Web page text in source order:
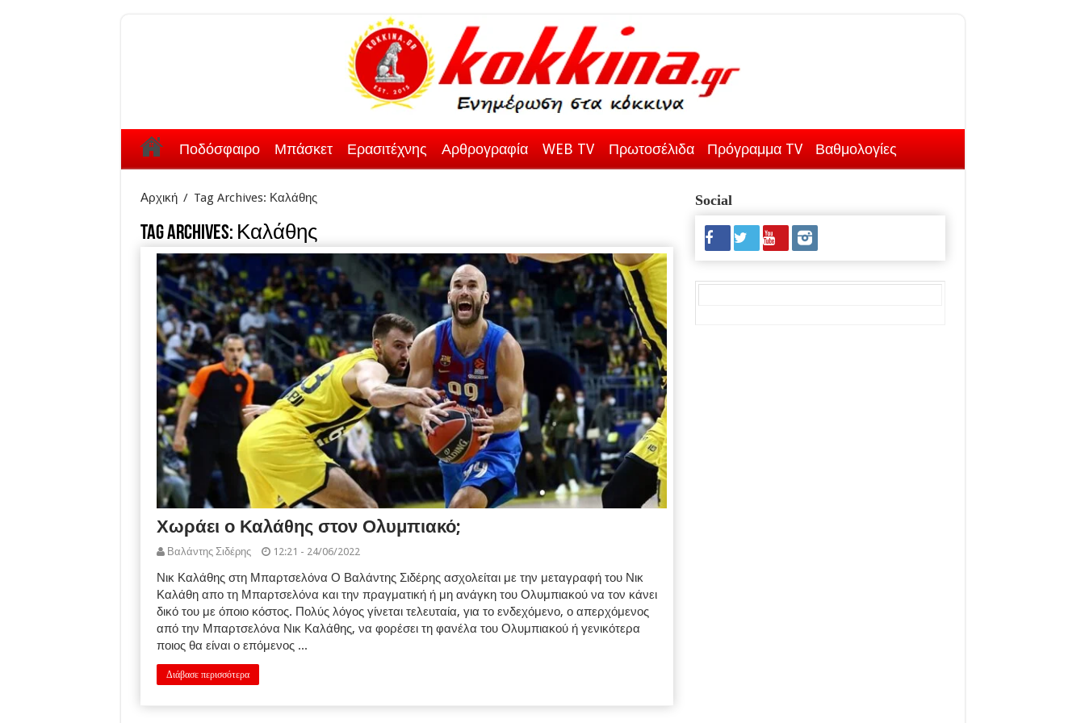
Ποδόσφαιρο Μπάσκετ Ερασιτέχνης Αρθρογραφία WEB TV Πρωτοσέλιδα Πρόγραμμα TV Βαθμολογίες
Αρχική / Tag Archives: Καλάθης
Tag Archives: Καλάθης
Χωράει ο Καλάθης στον Ολυμπιακό;
Βαλάντης Σιδέρης 12:21 - 24/06/2022
Νικ Καλάθης στη Μπαρτσελόνα Ο Βαλάντης Σιδέρης ασχολείται με την μεταγραφή του Νικ
Καλάθη απο τη Μπαρτσελόνα και την πραγματική ή μη ανάγκη του Ολυμπιακού να τον κάνει
δικό του με όποιο κόστος. Πολύς λόγος γίνεται τελευταία, για το ενδεχόμενο, ο απερχόμενος
από την Μπαρτσελόνα Νικ Καλάθης, να φορέσει τη φανέλα του Ολυμπιακού ή γενικότερα
ποιος θα είναι ο επόμενος ...
Διάβασε περισσότερα
Social